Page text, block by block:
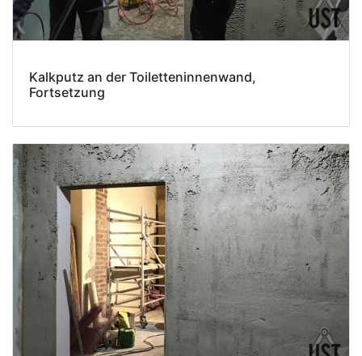
Kalkputz an der Toiletteninnenwand,
Fortsetzung